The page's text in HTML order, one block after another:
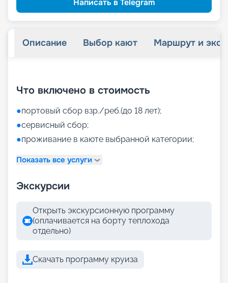
Написать в Telegram
Описание Выбор кают Маршрут и
Что включено в стоимость
●портовый сбор взр./реб.(до 18 лет);
●сервисный сбор;
●проживание в каюте выбранной категории;
Показать все услуги
Экскурсии
Открыть экскурсионную программу
(оплачивается на борту теплохода
отдельно)
Скачать программу круиза